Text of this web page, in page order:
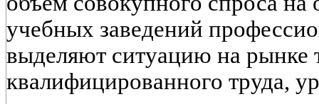
учебных заведений
выделяют ситуацию на рынке
квалифицированного труда,